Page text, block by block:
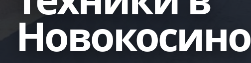
Новокосино